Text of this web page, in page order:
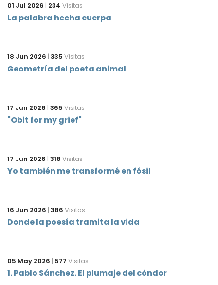
01 Jul 2026 | 234 Visitas
La palabra hecha cuerpa
18 Jun 2026 | 335 Visitas
Geometría del poeta animal
17 Jun 2026 | 365 Visitas
"Obit for my grief"
17 Jun 2026 | 318 Visitas
Yo también me transformé en fósil
16 Jun 2026 | 386 Visitas
Donde la poesía tramita la vida
05 May 2026 | 577 Visitas
1. Pablo Sánchez. El plumaje del cóndor